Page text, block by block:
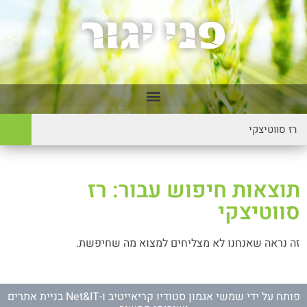
תוצאות חיפוש עבור: רז
סווטיצקי
זה נראה שאנחנו לא מצליחים למצוא מה שחיפשת.
פותח על ידי שמשי אגמון סטודיו קריאייטיב ו- Net&IT בניית אתרים